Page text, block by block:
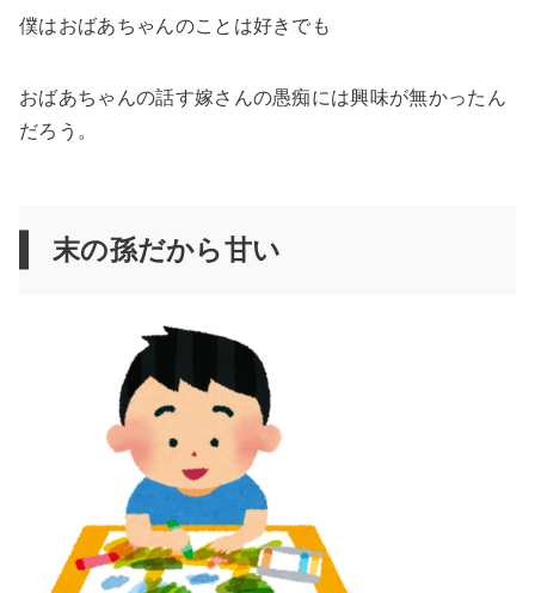
僕はおばあちゃんのことは好きでも
おばあちゃんの話す嫁さんの愚痴には興味が無かったん
だろう。
末の孫だから甘い